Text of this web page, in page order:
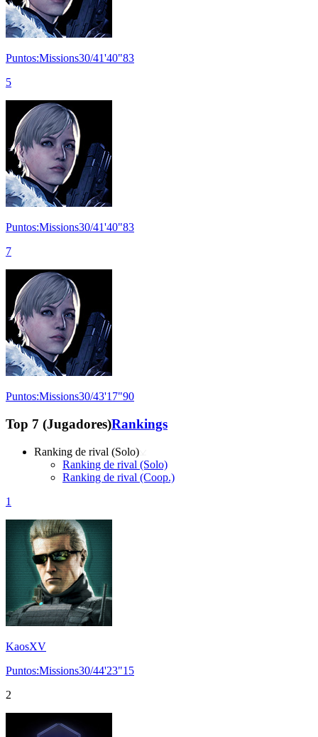
Puntos:Missions30/41'40"83
5
Puntos:Missions30/41'40"83
7
Puntos:Missions30/43'17"90
Top 7 (Jugadores)Rankings
Ranking de rival (Solo)
Ranking de rival (Solo)
Ranking de rival (Coop.)
1
KaosXV
Puntos:Missions30/44'23"15
2